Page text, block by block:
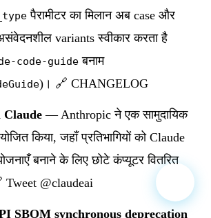
पैरामीटर का मिलान अब case और
variants स्वीकार करता है
code-guide बनाम
)। 🔗 CHANGELOG
Claude — Anthropic ने एक सामुदायिक
किया, जहाँ प्रतिभागियों को Claude
बनाने के लिए छोटे कंप्यूटर वितरित
Tweet @claudeai
SBOM synchronous deprecation